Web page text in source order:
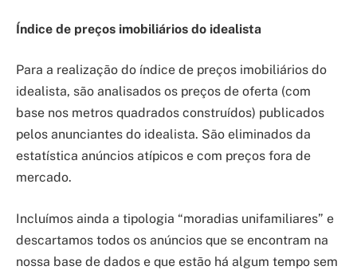
Índice de preços imobiliários do idealista
Para a realização do índice de preços imobiliários do
idealista, são analisados ​​os preços de oferta (com
base nos metros quadrados construídos) publicados
pelos anunciantes do idealista. São eliminados da
estatística anúncios atípicos e com preços fora de
mercado.
Incluímos ainda a tipologia “moradias unifamiliares” e
descartamos todos os anúncios que se encontram na
nossa base de dados e que estão há algum tempo sem